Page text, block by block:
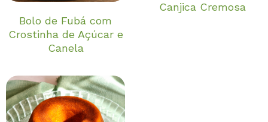
Bolo de Fubá com
Crostinha de Açúcar e
Canela
Canjica Cremosa